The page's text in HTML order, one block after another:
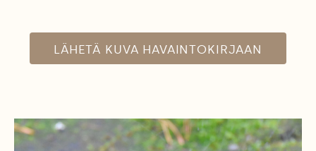
LÄHETÄ KUVA HAVAINTOKIRJAAN